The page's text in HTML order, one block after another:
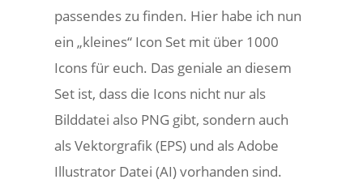
passendes zu finden. Hier habe ich nun
ein „kleines“ Icon Set mit über 1000
Icons für euch. Das geniale an diesem
Set ist, dass die Icons nicht nur als
Bilddatei also PNG gibt, sondern auch
als Vektorgrafik (EPS) und als Adobe
Illustrator Datei (AI) vorhanden sind.